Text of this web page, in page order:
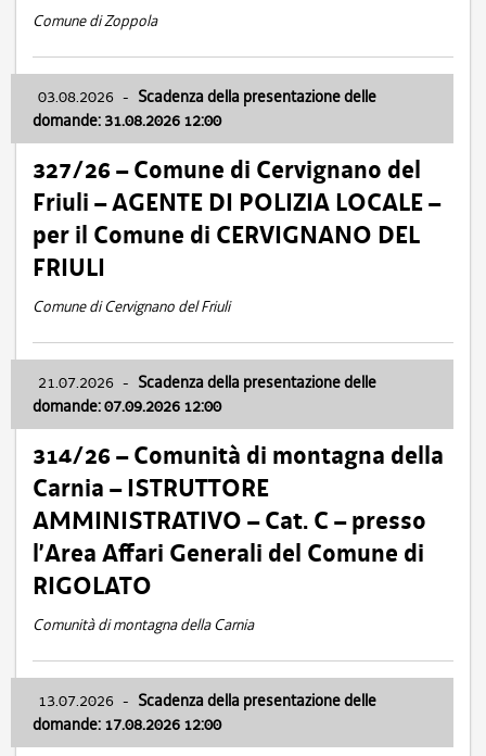
Comune di Zoppola
03.08.2026 - Scadenza della presentazione delle
domande: 31.08.2026 12:00
327/26 – Comune di Cervignano del
Friuli – AGENTE DI POLIZIA LOCALE –
per il Comune di CERVIGNANO DEL
FRIULI
Comune di Cervignano del Friuli
21.07.2026 - Scadenza della presentazione delle
domande: 07.09.2026 12:00
314/26 – Comunità di montagna della
Carnia – ISTRUTTORE
AMMINISTRATIVO – Cat. C – presso
l’Area Affari Generali del Comune di
RIGOLATO
Comunità di montagna della Carnia
13.07.2026 - Scadenza della presentazione delle
domande: 17.08.2026 12:00